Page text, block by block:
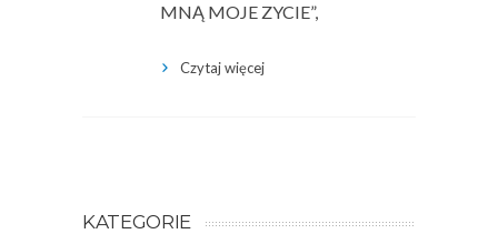
MNĄ MOJE ZYCIE”,
Czytaj więcej
KATEGORIE